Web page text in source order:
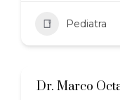
Pediatra
Dr. Marco